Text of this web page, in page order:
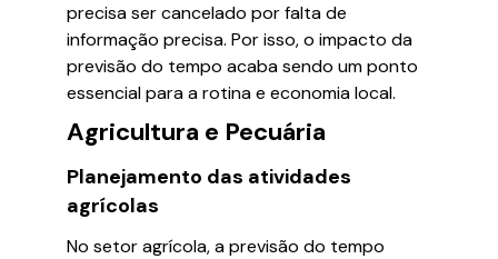
precisa ser cancelado por falta de
informação precisa. Por isso, o impacto da
previsão do tempo acaba sendo um ponto
essencial para a rotina e economia local.
Agricultura e Pecuária
Planejamento das atividades
agrícolas
No setor agrícola, a previsão do tempo